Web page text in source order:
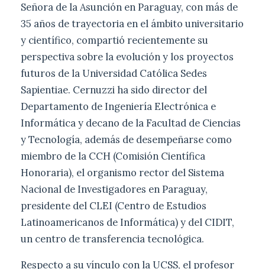
Señora de la Asunción en Paraguay, con más de
35 años de trayectoria en el ámbito universitario
y científico, compartió recientemente su
perspectiva sobre la evolución y los proyectos
futuros de la Universidad Católica Sedes
Sapientiae. Cernuzzi ha sido director del
Departamento de Ingeniería Electrónica e
Informática y decano de la Facultad de Ciencias
y Tecnología, además de desempeñarse como
miembro de la CCH (Comisión Científica
Honoraria), el organismo rector del Sistema
Nacional de Investigadores en Paraguay,
presidente del CLEI (Centro de Estudios
Latinoamericanos de Informática) y del CIDIT,
un centro de transferencia tecnológica.
Respecto a su vínculo con la UCSS, el profesor